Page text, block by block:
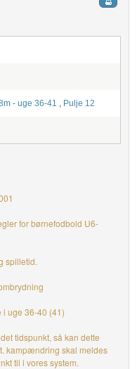
- uge 36-41 , Pulje 12
for børnefodbold U6-
spilletid.
i uge 36-40 (41)
tidspunkt, så kan dette
kampændring skal meldes
til i vores system.